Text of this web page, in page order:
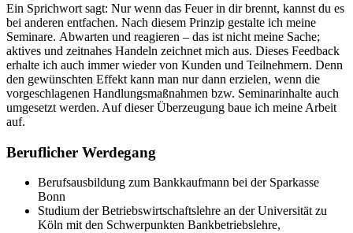
Ein Sprichwort sagt: Nur wenn das Feuer in dir brennt, kannst du es
bei anderen entfachen. Nach diesem Prinzip gestalte ich meine
Seminare. Abwarten und reagieren – das ist nicht meine Sache;
aktives und zeitnahes Handeln zeichnet mich aus. Dieses Feedback
erhalte ich auch immer wieder von Kunden und Teilnehmern. Denn
den gewünschten Effekt kann man nur dann erzielen, wenn die
vorgeschlagenen Handlungsmaßnahmen bzw. Seminarinhalte auch
umgesetzt werden. Auf dieser Überzeugung baue ich meine Arbeit
auf.
Beruflicher Werdegang
Berufsausbildung zum Bankkaufmann bei der Sparkasse
Bonn
Studium der Betriebswirtschaftslehre an der Universität zu
Köln mit den Schwerpunkten Bankbetriebslehre,